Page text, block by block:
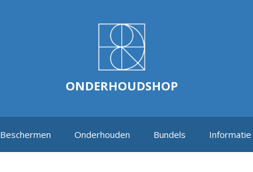
ONDERHOUDSHOP
Beschermen Onderhouden Bundels Informatie